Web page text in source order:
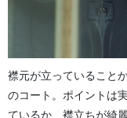
襟元が立っていること
のコート。ポイントは
ているか、襟立ちが綺